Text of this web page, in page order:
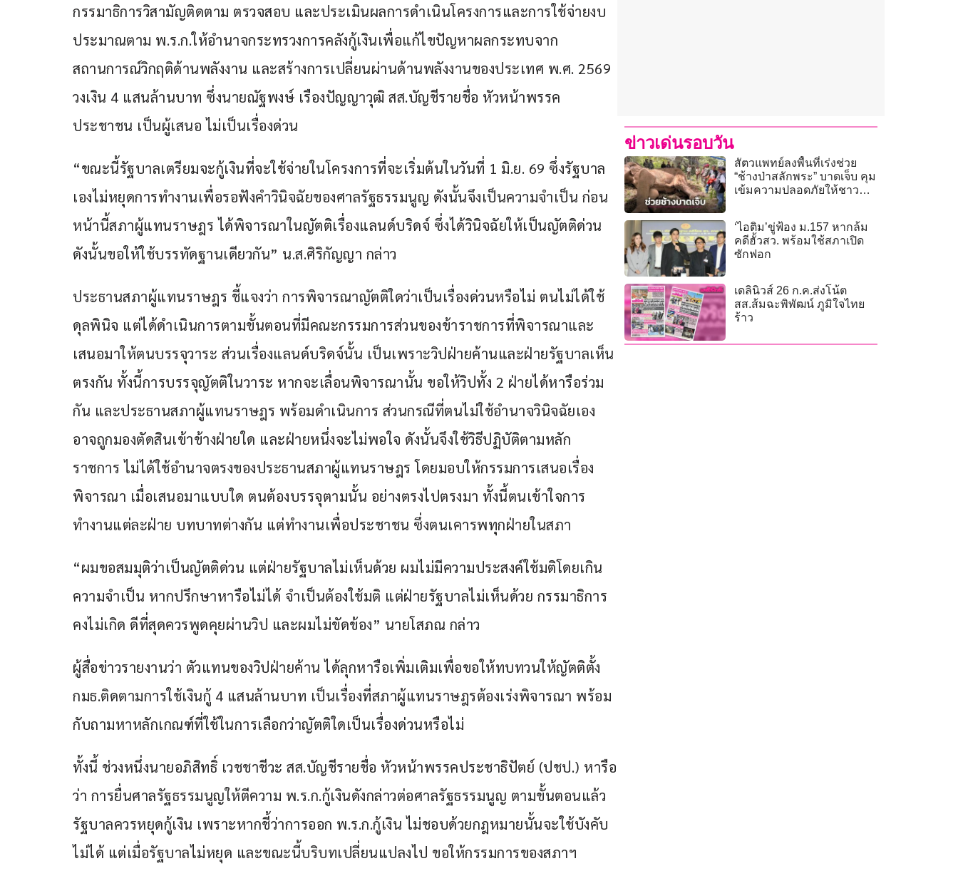
กรรมาธิการวิสามัญติดตาม ตรวจสอบ และประเมินผลการดำเนินโครงการและการใช้จ่ายงบ
ประมาณตาม พ.ร.ก.ให้อำนาจกระทรวงการคลังกู้เงินเพื่อแก้ไขปัญหาผลกระทบจาก
สถานการณ์วิกฤติด้านพลังงาน และสร้างการเปลี่ยนผ่านด้านพลังงานของประเทศ พ.ศ. 2569
วงเงิน 4 แสนล้านบาท ซึ่งนายณัฐพงษ์ เรืองปัญญาวุฒิ สส.บัญชีรายชื่อ หัวหน้าพรรค
ประชาชน เป็นผู้เสนอ ไม่เป็นเรื่องด่วน
“ขณะนี้รัฐบาลเตรียมจะกู้เงินที่จะใช้จ่ายในโครงการที่จะเริ่มต้นในวันที่ 1 มิ.ย. 69 ซึ่งรัฐบาล
เองไม่หยุดการทำงานเพื่อรอฟังคำวินิจฉัยของศาลรัฐธรรมนูญ ดังนั้นจึงเป็นความจำเป็น ก่อน
หน้านี้สภาผู้แทนราษฎร ได้พิจารณาในญัตติเรื่องแลนด์บริดจ์ ซึ่งได้วินิจฉัยให้เป็นญัตติด่วน
ดังนั้นขอให้ใช้บรรทัดฐานเดียวกัน” น.ส.ศิริกัญญา กล่าว
ประธานสภาผู้แทนราษฎร ชี้แจงว่า การพิจารณาญัตติใดว่าเป็นเรื่องด่วนหรือไม่ ตนไม่ได้ใช้
ดุลพินิจ แต่ได้ดำเนินการตามขั้นตอนที่มีคณะกรรมการส่วนของข้าราชการที่พิจารณาและ
เสนอมาให้ตนบรรจุวาระ ส่วนเรื่องแลนด์บริดจ์นั้น เป็นเพราะวิปฝ่ายค้านและฝ่ายรัฐบาลเห็น
ตรงกัน ทั้งนี้การบรรจุญัตติในวาระ หากจะเลื่อนพิจารณานั้น ขอให้วิปทั้ง 2 ฝ่ายได้หารือร่วม
กัน และประธานสภาผู้แทนราษฎร พร้อมดำเนินการ ส่วนกรณีที่ตนไม่ใช้อำนาจวินิจฉัยเอง
อาจถูกมองตัดสินเข้าข้างฝ่ายใด และฝ่ายหนึ่งจะไม่พอใจ ดังนั้นจึงใช้วิธีปฏิบัติตามหลัก
ราชการ ไม่ได้ใช้อำนาจตรงของประธานสภาผู้แทนราษฎร โดยมอบให้กรรมการเสนอเรื่อง
พิจารณา เมื่อเสนอมาแบบใด ตนต้องบรรจุตามนั้น อย่างตรงไปตรงมา ทั้งนี้ตนเข้าใจการ
ทำงานแต่ละฝ่าย บทบาทต่างกัน แต่ทำงานเพื่อประชาชน ซึ่งตนเคารพทุกฝ่ายในสภา
“ผมขอสมมุติว่าเป็นญัตติด่วน แต่ฝ่ายรัฐบาลไม่เห็นด้วย ผมไม่มีความประสงค์ใช้มติโดยเกิน
ความจำเป็น หากปรึกษาหารือไม่ได้ จำเป็นต้องใช้มติ แต่ฝ่ายรัฐบาลไม่เห็นด้วย กรรมาธิการ
คงไม่เกิด ดีที่สุดควรพูดคุยผ่านวิป และผมไม่ขัดข้อง” นายโสภณ กล่าว
ผู้สื่อข่าวรายงานว่า ตัวแทนของวิปฝ่ายค้าน ได้ลุกหารือเพิ่มเติมเพื่อขอให้ทบทวนให้ญัตติตั้ง
กมธ.ติดตามการใช้เงินกู้ 4 แสนล้านบาท เป็นเรื่องที่สภาผู้แทนราษฎรต้องเร่งพิจารณา พร้อม
กับถามหาหลักเกณฑ์ที่ใช้ในการเลือกว่าญัตติใดเป็นเรื่องด่วนหรือไม่
ทั้งนี้ ช่วงหนึ่งนายอภิสิทธิ์ เวชชาชีวะ สส.บัญชีรายชื่อ หัวหน้าพรรคประชาธิปัตย์ (ปชป.) หารือ
ว่า การยื่นศาลรัฐธรรมนูญให้ตีความ พ.ร.ก.กู้เงินดังกล่าวต่อศาลรัฐธรรมนูญ ตามขั้นตอนแล้ว
รัฐบาลควรหยุดกู้เงิน เพราะหากชี้ว่าการออก พ.ร.ก.กู้เงิน ไม่ชอบด้วยกฎหมายนั้นจะใช้บังคับ
ไม่ได้ แต่เมื่อรัฐบาลไม่หยุด และขณะนี้บริบทเปลี่ยนแปลงไป ขอให้กรรมการของสภาฯ
ข่าวเด่นรอบวัน
สัตวแพทย์ลงพื้นที่เร่งช่วย
“ช้างป่าสลักพระ” บาดเจ็บ คุม
เข้มความปลอดภัยให้ชาว
‘ไอติม’ขู่ฟ้อง ม.157 หากล้ม
คดีฮั้วสว. พร้อมใช้สภาเปิด
ซักฟอก
เดลินิวส์ 26 ก.ค.ส่งโน้ต
สส.ส้มฉะพิพัฒน์ ภูมิใจไทย
ร้าว